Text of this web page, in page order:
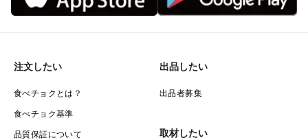
注文したい
食べチョクとは？
食べチョク基準
品質保証について
出品したい
出品者募集
取材したい